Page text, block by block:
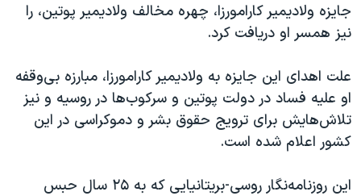
جایزه ولادیمیر کارامورزا، چهره مخالف ولادیمیر پوتین، را
نیز همسر او دریافت کرد.
علت اهدای این جایزه به ولادیمیر کارامورزا، مبارزه بی‌وقفه
او علیه فساد در دولت پوتین و سرکوب‌ها در روسیه و نیز
تلاش‌هایش برای ترویج حقوق بشر و دموکراسی در این
کشور اعلام شده است.
این روزنامه‌نگار روسی-بریتانیایی که به ۲۵ سال حبس